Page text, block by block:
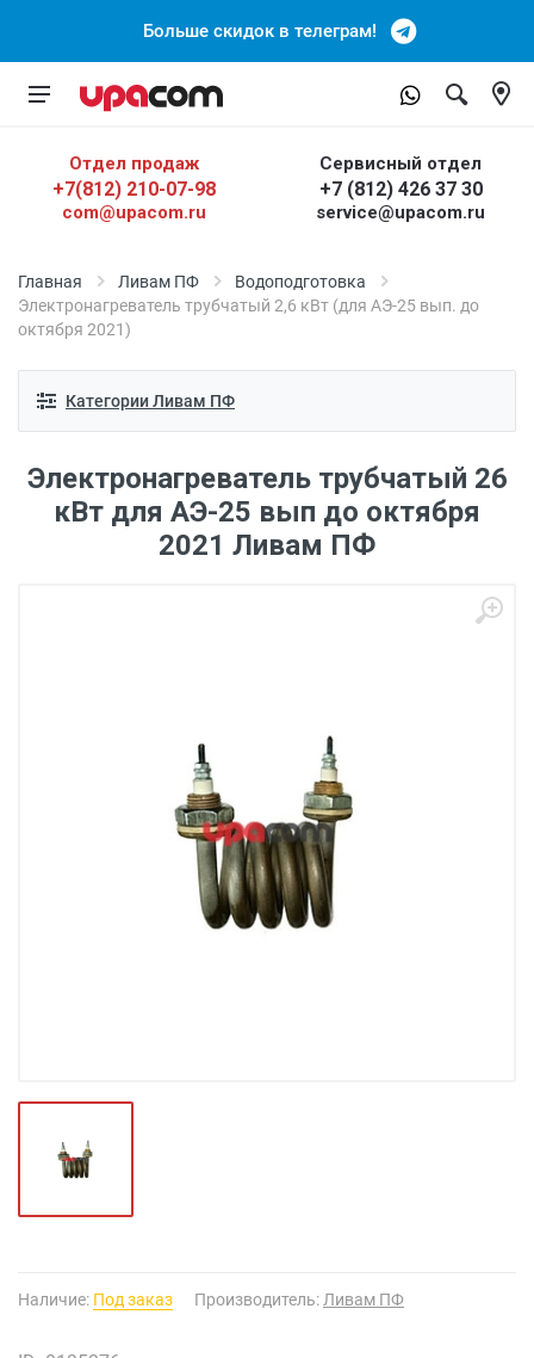
Больше скидок в телеграм!
Отдел продаж
+7(812) 210-07-98
com@upacom.ru
Сервисный отдел
+7 (812) 426 37 30
service@upacom.ru
Главная Ливам ПФ
Водоподготовка
Электронагреватель трубчатый 2,6 кВт (для АЭ-25 вып. до
октября 2021)
Категории Ливам ПФ
Электронагреватель трубчатый 26
кВт для АЭ-25 вып до октября
2021 Ливам ПФ
Наличие: Под заказ Производитель: Ливам ПФ